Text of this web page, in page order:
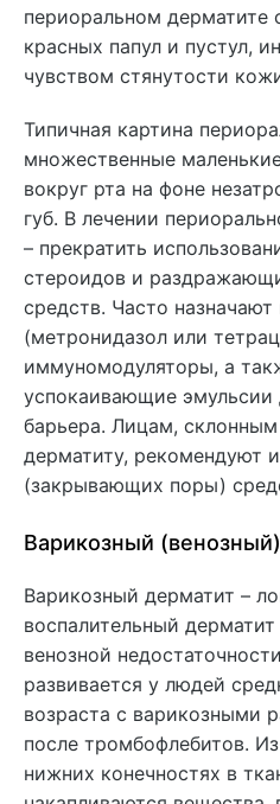
периоральном дерматите
красных папул и пустул,
чувством стянутости
Типичная картина
множественные
вокруг рта на фоне
губ. В лечении
– прекратить
стероидов и
средств. Часто
(метронидазол или
иммуномодуляторы, а
успокаивающие эмульсии
барьера. Лицам,
дерматиту, рекомендуют
(закрывающих поры)
Варикозный
Варикозный дерматит –
воспалительный
венозной
развивается у людей
возраста с варикозными
после тромбофлебитов.
нижних конечностях в